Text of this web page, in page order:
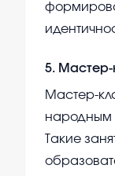
5. Мастер-
Мастер-
народным
Такие